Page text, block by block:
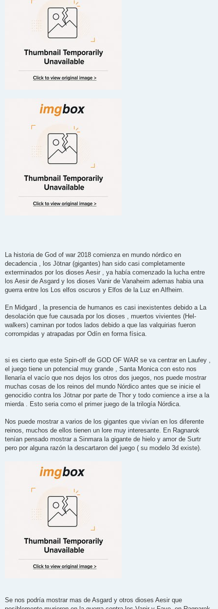
La historia de God of war 2018 comienza en mundo nórdico en
decadencia , los Jötnar (gigantes) han sido casi completamente
exterminados por los dioses Aesir , ya había comenzado la lucha entre
los Aesir de Asgard y los dioses Vanir de Vanaheim ademas habia una
guerra entre los Los elfos oscuros y Elfos de la Luz en Alfheim.
En Midgard , la presencia de humanos es casi inexistentes debido a La
desolación que fue causada por los dioses , muertos vivientes (Hel-
walkers) caminan por todos lados debido a que las valquirias fueron
corrompidas y atrapadas por Odín en forma física.
si es cierto que este Spin-off de GOD OF WAR se va centrar en Laufey ,
el juego tiene un potencial muy grande , Santa Monica con esto nos
llenaría el vacío que nos dejos los otros dos juegos, nos puede mostrar
muchas cosas de los reinos del mundo Nórdico antes que se inicie el
genocidio contra los Jötnar por parte de Thor y todo comience a irse a la
mierda . Esto seria como el primer juego de la trilogía Nórdica.
Nos puede mostrar a varios de los gigantes que vivían en los diferente
reinos, muchos de ellos tienen un lore muy interesante. En Ragnarok
tenían pensado mostrar a Sinmara la gigante de hielo y amor de Surtr
pero por alguna razón la descartaron del juego ( su modelo 3d existe).
Se nos podría mostrar mas de Asgard y otros dioses Aesir que